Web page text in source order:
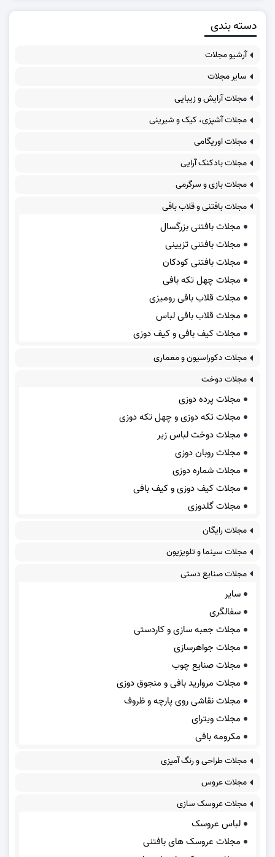
دسته بندی
آرشیو مجلات
سایر مجلات
مجلات آرایش و زیبایی
مجلات آشپزی، کیک و شیرینی
مجلات اوریگامی
مجلات بادکنک آرایی
مجلات بازی و سرگرمی
مجلات بافتنی و قلاب بافی
مجلات بافتنی بزرگسال
مجلات بافتنی تزیینی
مجلات بافتنی کودکان
مجلات چهل تکه بافی
مجلات قلاب بافی رومیزی
مجلات قلاب بافی لباس
مجلات کیف بافی و کیف دوزی
مجلات دکوراسیون و معماری
مجلات دوخت
مجلات پرده دوزی
مجلات تکه دوزی و چهل تکه دوزی
مجلات دوخت لباس زیر
مجلات روبان دوزی
مجلات شماره دوزی
مجلات کیف دوزی و کیف بافی
مجلات گلدوزی
مجلات رایگان
مجلات سینما و تلویزیون
مجلات صنایع دستی
سایر
سفالگری
مجلات جعبه سازی و کاردستی
مجلات جواهرسازی
مجلات صنایع چوب
مجلات مروارید بافی و منجوق دوزی
مجلات نقاشی روی پارچه و ظروف
مجلات ویترای
مکرومه بافی
مجلات طراحی و رنگ آمیزی
مجلات عروس
مجلات عروسک سازی
لباس عروسک
مجلات عروسک های بافتنی